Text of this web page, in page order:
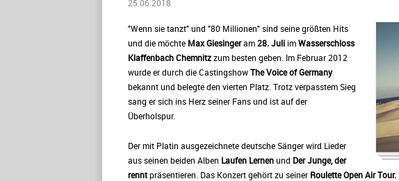
25.06.2018
"Wenn sie tanzt" und "80 Millionen" sind seine größten Hits
und die möchte Max Giesingeram28. Juli imWasserschloss
Klaffenbach Chemnitzzum besten geben. Im Februar 2012
wurde er durch die CastingshowThe Voice of Germany
bekannt und belegte den vierten Platz. Trotz verpasstem Sieg
sang er sich ins Herz seiner Fans und ist auf der
Überholspur.
Der mit Platin ausgezeichnete deutsche Sänger wird Lieder
aus seinen beiden Alben Laufen Lernenund Der Junge, der
renntpräsentieren. Das Konzert gehört zu seiner Roulette Open Air Tour.